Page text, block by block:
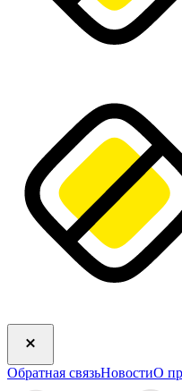
Обратная связьНовостиО